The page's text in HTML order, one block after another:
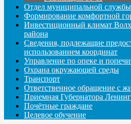
Отдел муниципальной службы
Формирование комфортной
Инвестиционный климат
района
Сведения, подлежащие
использованием координат
Управление по опеке и
Охрана окружающей среды
Транспорт
Ответственное обращение с
Приемная Губернатора
Почётные граждане
Целевое обучение